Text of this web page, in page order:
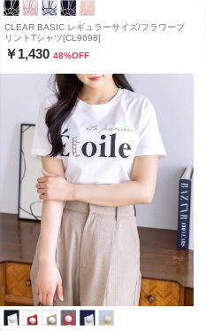
CLEAR BASIC レギュラーサイズ/フラワープ
リントTシャツ[CL9698]
￥1,430 48%OFF